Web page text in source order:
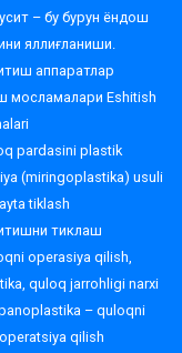
– бу бурун ёндош
яллиғланиши.
аппаратлар
мосламалари Eshitish
pardasini plastik
(miringoplastika) usuli
tiklash
тиклаш
operasiya qilish,
quloq jarrohligi narxi
– quloqni
qilish